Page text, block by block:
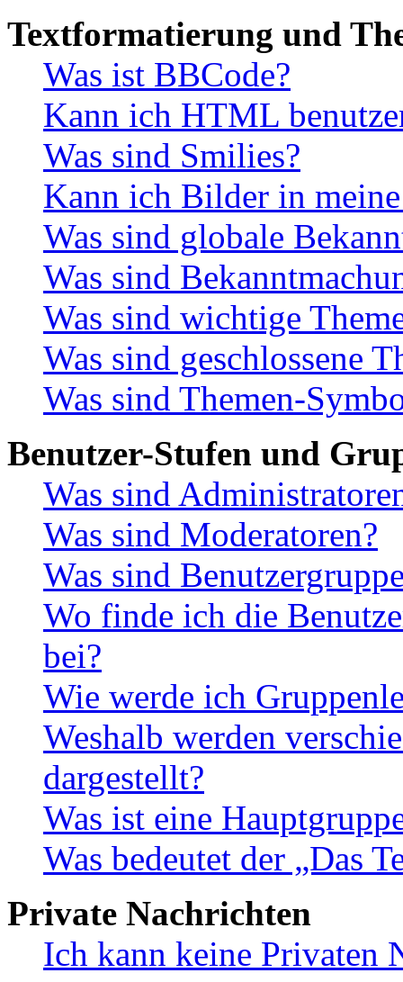
Textformatierung und
Was ist BBCode?
Kann ich HTML
Was sind Smilies?
Kann ich Bilder in
Was sind globale
Was sind
Was sind wichtige
Was sind geschlossene
Was sind Themen-
Benutzer-Stufen und
Was sind
Was sind Moderatoren?
Was sind
Wo finde ich die
bei?
Wie werde ich
Weshalb werden
dargestellt?
Was ist eine
Was bedeutet der „Das
Private Nachrichten
Ich kann keine Privaten